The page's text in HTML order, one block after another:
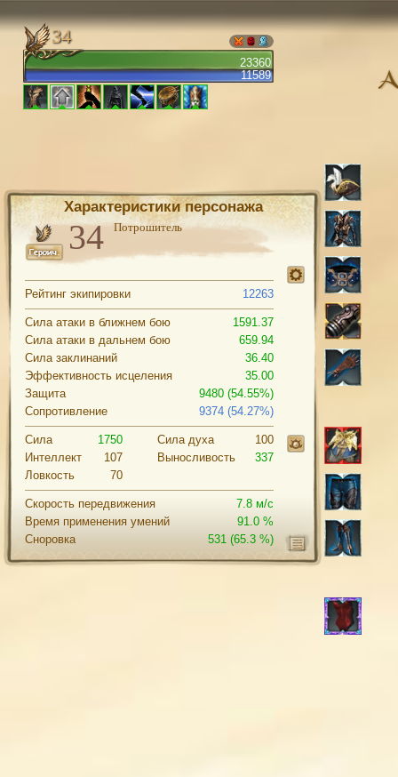
23360
11589
34
Характеристики персонажа
Потрошитель
Рейтинг экипировки 12263
Сила атаки в ближнем бою
1591.37
Сила атаки в дальнем бою
659.94
Сила заклинаний
36.40
Эффективность исцеления
35.00
Защита
9480 (54.55%)
Сопротивление
9374 (54.27%)
Сила
1750
Интеллект
107
Ловкость
70
Cила духа
100
Выносливость
337
Скорость передвижения
7.8 м/с
Время применения умений
91.0 %
Сноровка
(65.3 %)
531